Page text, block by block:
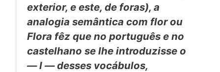
exterior, e este, de foras), a
analogia semântica com florou
Flora fêz que no português e no
castelhano se lhe introduzisse o
—l —desses vocábulos,